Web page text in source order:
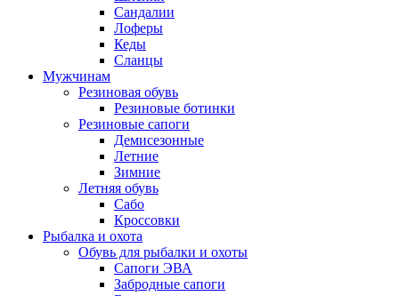
Сандалии
Лоферы
Кеды
Сланцы
Мужчинам
Резиновая обувь
Резиновые ботинки
Резиновые сапоги
Демисезонные
Летние
Зимние
Летняя обувь
Сабо
Кроссовки
Рыбалка и охота
Обувь для рыбалки и охоты
Сапоги ЭВА
Забродные сапоги